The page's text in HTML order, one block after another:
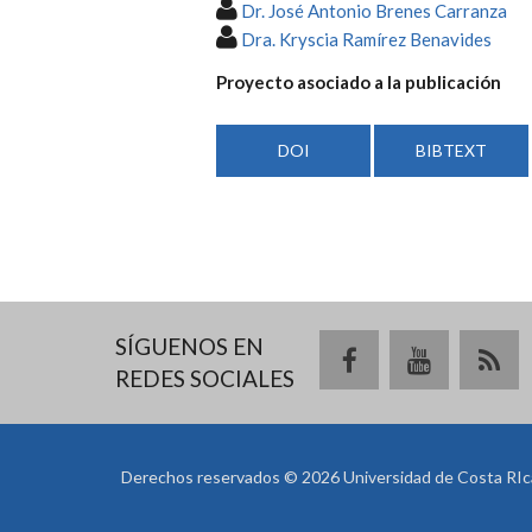
Dr. José Antonio Brenes Carranza
Dra. Kryscia Ramírez Benavides
Proyecto asociado a la publicación
DOI BIBTEXT
SÍGUENOS EN
REDES SOCIALES
Derechos reservados © 2026 Universidad de Costa